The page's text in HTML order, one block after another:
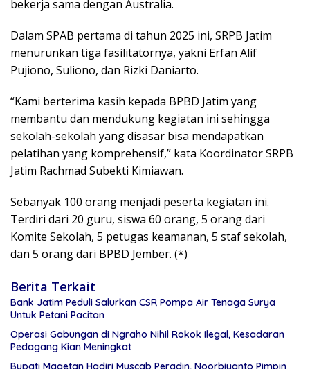
bekerja sama dengan Australia.
Dalam SPAB pertama di tahun 2025 ini, SRPB Jatim
menurunkan tiga fasilitatornya, yakni Erfan Alif
Pujiono, Suliono, dan Rizki Daniarto.
“Kami berterima kasih kepada BPBD Jatim yang
membantu dan mendukung kegiatan ini sehingga
sekolah-sekolah yang disasar bisa mendapatkan
pelatihan yang komprehensif,” kata Koordinator SRPB
Jatim Rachmad Subekti Kimiawan.
Sebanyak 100 orang menjadi peserta kegiatan ini.
Terdiri dari 20 guru, siswa 60 orang, 5 orang dari
Komite Sekolah, 5 petugas keamanan, 5 staf sekolah,
dan 5 orang dari BPBD Jember. (*)
Berita Terkait
Bank Jatim Peduli Salurkan CSR Pompa Air Tenaga Surya
Untuk Petani Pacitan
Operasi Gabungan di Ngraho Nihil Rokok Ilegal, Kesadaran
Pedagang Kian Meningkat
Bupati Magetan Hadiri Muscab Peradin, Noorbiyanto Pimpin